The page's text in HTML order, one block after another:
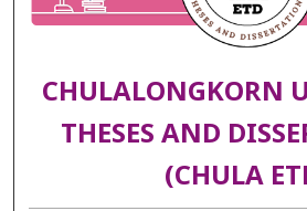
CHULALONGKORN
THESES AND
(CHULA